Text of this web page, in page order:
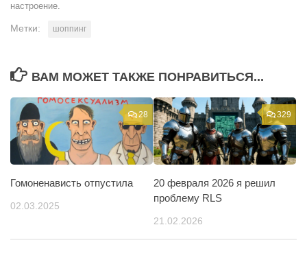
настроение.
Метки: шоппинг
ВАМ МОЖЕТ ТАКЖЕ ПОНРАВИТЬСЯ...
28
Гомоненависть отпустила
02.03.2025
329
20 февраля 2026 я решил
проблему RLS
21.02.2026